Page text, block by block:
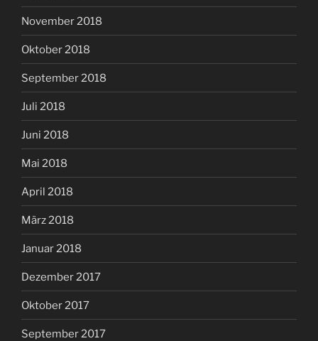
November 2018
Oktober 2018
September 2018
Juli 2018
Juni 2018
Mai 2018
April 2018
März 2018
Januar 2018
Dezember 2017
Oktober 2017
September 2017